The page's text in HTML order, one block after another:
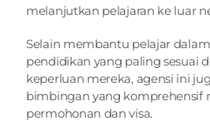
melanjutkan pelajaran ke luar
Selain membantu pelajar
pendidikan yang paling sesuai
keperluan mereka, agensi ini
bimbingan yang komprehensif
permohonan dan visa.